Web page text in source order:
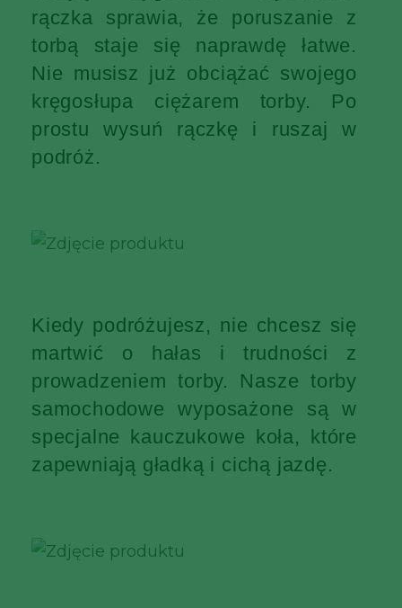
rączka sprawia, że poruszanie z
torbą staje się naprawdę łatwe.
Nie musisz już obciążać swojego
kręgosłupa ciężarem torby. Po
prostu wysuń rączkę i ruszaj w
podróż.
Kiedy podróżujesz, nie chcesz się
martwić o hałas i trudności z
prowadzeniem torby. Nasze torby
samochodowe wyposażone są w
specjalne kauczukowe koła, które
zapewniają gładką i cichą jazdę.